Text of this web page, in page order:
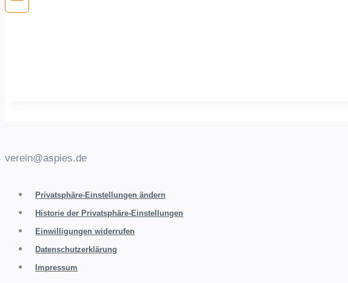
verein@aspies.de
Privatsphäre-Einstellungen ändern
Historie der Privatsphäre-Einstellungen
Einwilligungen widerrufen
Datenschutzerklärung
Impressum